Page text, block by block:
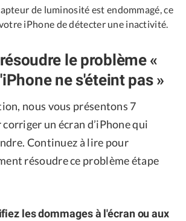
de luminosité est endommagé, ce
iPhone de détecter une inactivité.
le problème «
ne s'éteint pas »
nous vous présentons 7
un écran d’iPhone qui
Continuez à lire pour
résoudre ce problème étape
les dommages à l'écran ou aux